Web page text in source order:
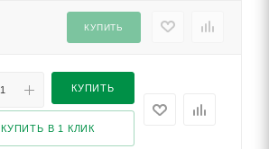
КУПИТЬ
КУПИТЬ
КУПИТЬ В 1 КЛИК